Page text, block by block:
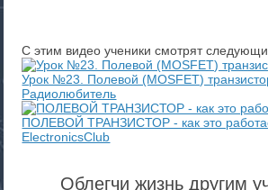
С этим видео ученики смотрят
Урок №23. Полевой (MOSFET)
Радиолюбитель
ПОЛЕВОЙ ТРАНЗИСТОР - как это
ElectronicsClub
Облегчи жизнь другим